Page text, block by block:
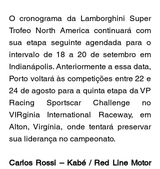
O cronograma da Lamborghini Super
Trofeo North America continuará com
sua etapa seguinte agendada para o
intervalo de 18 a 20 de setembro em
Indianápolis. Anteriormente a essa data,
Porto voltará às competições entre 22 e
24 de agosto para a quinta etapa da VP
Racing Sportscar Challenge no
VIRginia International Raceway, em
Alton, Virgínia, onde tentará preservar
sua liderança no campeonato.
Carlos Rossi – Kabé / Red Line Motor